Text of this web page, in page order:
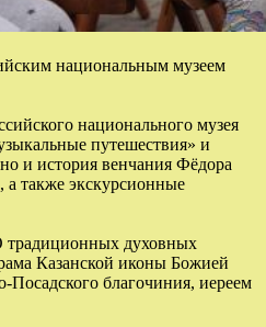
национальным музеем
национального музея
путешествия» и
и история венчания Фёдора
также экскурсионные
традиционных духовных
Казанской иконы Божией
Посадского благочиния, иереем